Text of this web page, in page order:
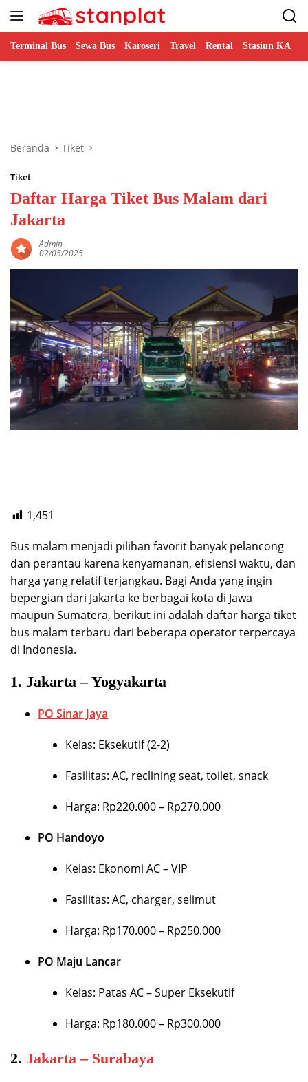
Terminal Bus Sewa Bus Karoseri Travel Rental Stasiun KA
Beranda Tiket
Tiket
Daftar Harga Tiket Bus Malam dari
Jakarta
Admin
02/05/2025
1,451
Bus malam menjadi pilihan favorit banyak pelancong
dan perantau karena kenyamanan, efisiensi waktu, dan
harga yang relatif terjangkau. Bagi Anda yang ingin
bepergian dari Jakarta ke berbagai kota di Jawa
maupun Sumatera, berikut ini adalah daftar harga tiket
bus malam terbaru dari beberapa operator terpercaya
di Indonesia.
1. Jakarta – Yogyakarta
PO Sinar Jaya
Kelas: Eksekutif (2-2)
Fasilitas: AC, reclining seat, toilet, snack
Harga: Rp220.000 – Rp270.000
PO Handoyo
Kelas: Ekonomi AC – VIP
Fasilitas: AC, charger, selimut
Harga: Rp170.000 – Rp250.000
PO Maju Lancar
Kelas: Patas AC – Super Eksekutif
Harga: Rp180.000 – Rp300.000
2. Jakarta – Surabaya